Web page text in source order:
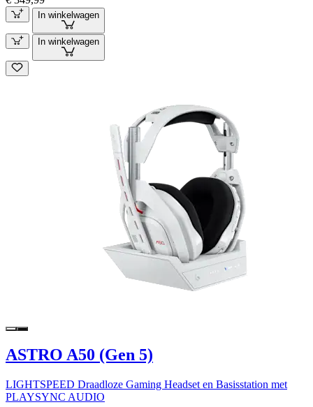
In winkelwagen
In winkelwagen
ASTRO A50 (Gen 5)
LIGHTSPEED Draadloze Gaming Headset en Basisstation met
PLAYSYNC AUDIO